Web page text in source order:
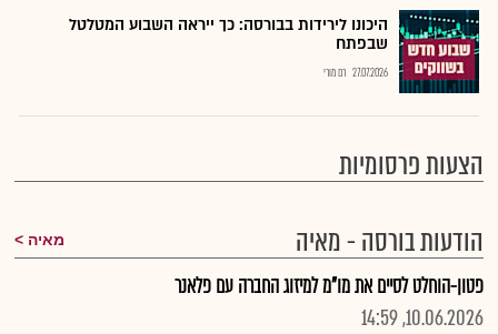
היכונו לירידות בבורסה: כך ייראה השבוע המטלטל
שבפתח
27.07.2026 רם מורי
הצעות פרסומיות
הודעות בורסה - מאיה
מאיה
פטון-הוחלט לסיים את מו"מ למיזוג החברה עם פלאנר
10.06.2026, 14:59